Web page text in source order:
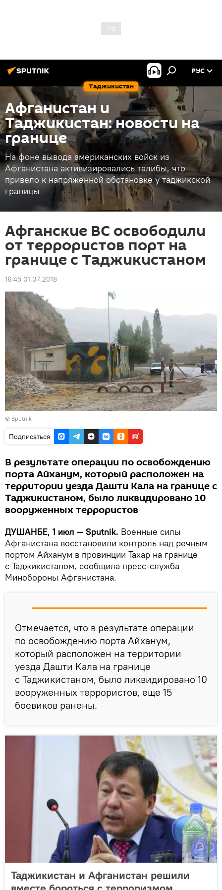
Таджикистан
РУС
Афганистан и
Таджикистан: новости на
границе
На фоне вывода американских войск из
Афганистана активизировались талибы, что
привело к напряженной обстановке у таджикской
границы
Афганские ВС освободили
от террористов порт на
границе с Таджикистаном
16:45 01.07.2018
© Sputnik
Подписаться
В результате операции по освобождению
порта Айханум, который расположен на
территории уезда Дашти Кала на границе с
Таджикистаном, было ликвидировано 10
вооруженных террористов
ДУШАНБЕ, 1 июл — Sputnik. Военные силы
Афганистана восстановили контроль над речным
портом Айханум в провинции Тахар на границе
с Таджикистаном, сообщила пресс-служба
Минобороны Афганистана.
Отмечается, что в результате операции
по освобождению порта Айханум,
который расположен на территории
уезда Дашти Кала на границе
с Таджикистаном, было ликвидировано 10
вооруженных террористов, еще 15
боевиков ранены.
Таджикистан и Афганистан решили